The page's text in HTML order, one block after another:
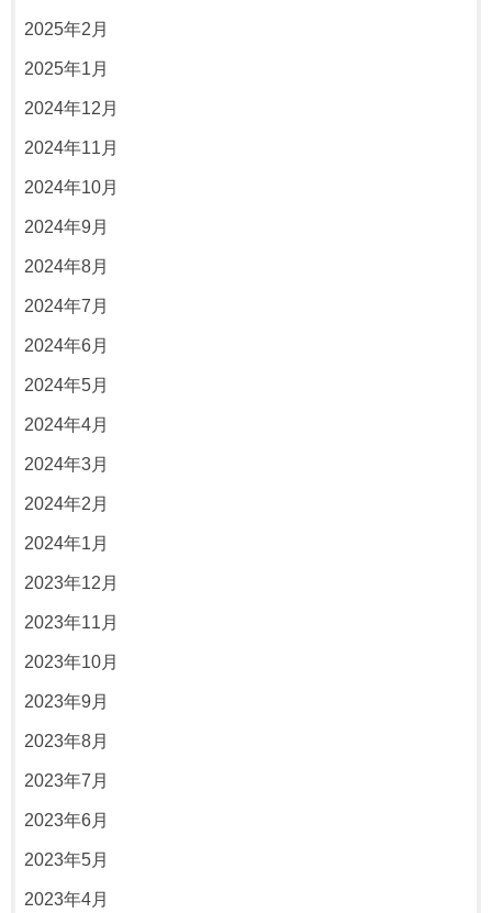
2025年2月
2025年1月
2024年12月
2024年11月
2024年10月
2024年9月
2024年8月
2024年7月
2024年6月
2024年5月
2024年4月
2024年3月
2024年2月
2024年1月
2023年12月
2023年11月
2023年10月
2023年9月
2023年8月
2023年7月
2023年6月
2023年5月
2023年4月